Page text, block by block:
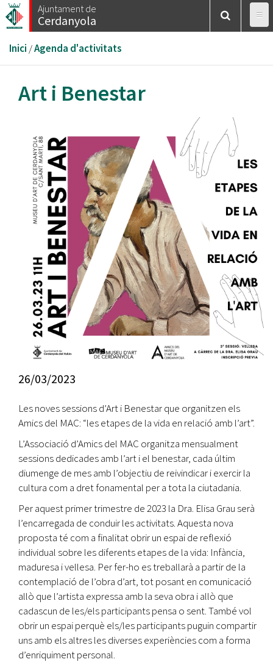
Vés
al
Ajuntament de
Cerdanyola
Esteu
aquí
Inici /Agenda d'activitats
Art i Benestar
26/03/2023
Les noves sessions d’Art i Benestar que organitzen els
Amics del MAC: “les etapes de la vida en relació amb l’art”.
L’Associació d’Amics del MAC organitza mensualment
sessions dedicades amb l’art i el benestar, cada últim
diumenge de mes amb l’objectiu de reivindicar i exercir la
cultura com a dret fonamental per a tota la ciutadania.
Per aquest primer trimestre de 2023 la Dra. Elisa Grau serà
l’encarregada de conduir les activitats. Aquesta nova
proposta té com a finalitat obrir un espai de reflexió
individual sobre les diferents etapes de la vida: Infància,
maduresa i vellesa. Per fer-ho es treballarà a partir de la
contemplació de l’obra d’art, tot posant en comunicació
allò que l’artista expressa amb la seva obra i allò que
cadascun de les/els participants pensa o sent. També vol
obrir un espai perquè els/les participants puguin compartir
uns amb els altres les diverses experiències com a forma
d’enriquiment personal.